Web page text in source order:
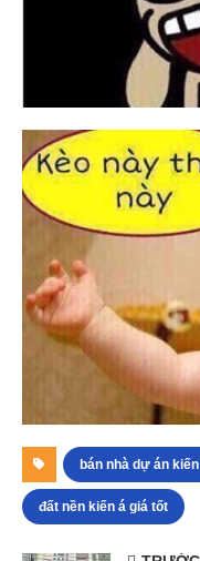
bán nhà dự án
đất nền kiến á giá tốt